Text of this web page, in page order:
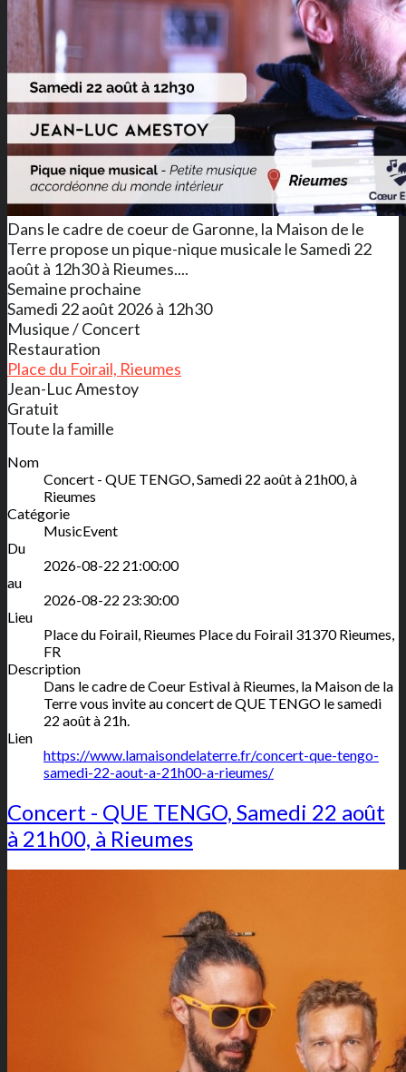
Dans le cadre de coeur de Garonne, la Maison de le
Terre propose un pique-nique musicale le Samedi 22
août à 12h30 à Rieumes....
Semaine prochaine
Samedi 22 août 2026 à 12h30
Musique / Concert
Restauration
Place du Foirail, Rieumes
Jean-Luc Amestoy
Gratuit
Toute la famille
Nom
Concert - QUE TENGO, Samedi 22 août à 21h00, à
Rieumes
Catégorie
MusicEvent
Du
2026-08-22 21:00:00
au
2026-08-22 23:30:00
Lieu
Place du Foirail, Rieumes Place du Foirail 31370 Rieumes,
FR
Description
Dans le cadre de Coeur Estival à Rieumes, la Maison de la
Terre vous invite au concert de QUE TENGO le samedi
22 août à 21h.
Lien
https://www.lamaisondelaterre.fr/concert-que-tengo-
samedi-22-aout-a-21h00-a-rieumes/
Concert - QUE TENGO, Samedi 22 août
à 21h00, à Rieumes